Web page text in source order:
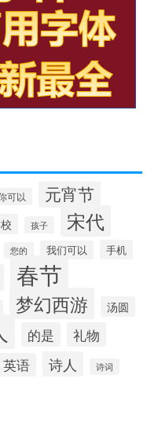
可以 元宵节
孩子 宋代
您的 我们可以 手机
春节
梦幻西游 汤圆
的是 礼物
英语 诗人 诗词